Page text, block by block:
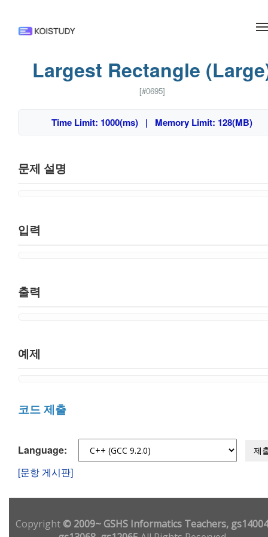
Largest Rectangle
[#0695]
Time Limit: 1000(ms) | Memory Limit: 128(MB)
문제 설명
입력
출력
예제
코드 제출
Language: 제
[문항 게시판]
Copyright© 2009~ GSHS Informatics Teachers,